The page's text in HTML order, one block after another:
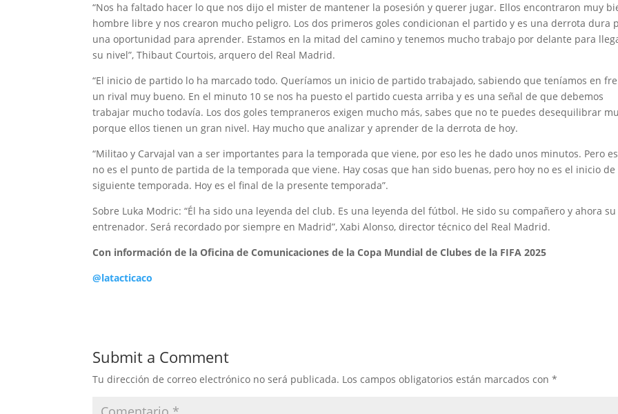
“Nos ha faltado hacer lo que nos dijo el mister de mantener la posesión y querer jugar. Ellos encontraron muy
hombre libre y nos crearon mucho peligro. Los dos primeros goles condicionan el partido y es una derrota dura
una oportunidad para aprender. Estamos en la mitad del camino y tenemos mucho trabajo por delante para
su nivel”, Thibaut Courtois, arquero del Real Madrid.
“El inicio de partido lo ha marcado todo. Queríamos un inicio de partido trabajado, sabiendo que teníamos en
un rival muy bueno. En el minuto 10 se nos ha puesto el partido cuesta arriba y es una señal de que debemos
trabajar mucho todavía. Los dos goles tempraneros exigen mucho más, sabes que no te puedes desequilibrar
porque ellos tienen un gran nivel. Hay mucho que analizar y aprender de la derrota de hoy.
“Militao y Carvajal van a ser importantes para la temporada que viene, por eso les he dado unos minutos. Pero
no es el punto de partida de la temporada que viene. Hay cosas que han sido buenas, pero hoy no es el inicio de
siguiente temporada. Hoy es el final de la presente temporada”.
Sobre Luka Modric: “Él ha sido una leyenda del club. Es una leyenda del fútbol. He sido su compañero y ahora su
entrenador. Será recordado por siempre en Madrid”, Xabi Alonso, director técnico del Real Madrid.
Con información de la Oficina de Comunicaciones de la Copa Mundial de Clubes de la FIFA 2025
@latacticaco
Submit a Comment
Tu dirección de correo electrónico no será publicada. Los campos obligatorios están marcados con*